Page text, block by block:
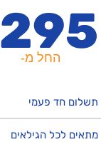
295
החל מ-
תשלום חד פעמי
מתאים לכל הגילאים